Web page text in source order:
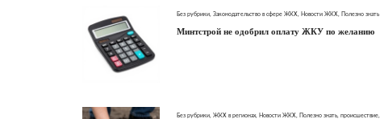
Без рубрики Законодательство в сфере ЖКХ Новости ЖКХ Полезно знать
Минтстрой не одобрил оплату ЖКУ по желанию
Без рубрики ЖКХ в регионах Новости ЖКХ Полезно знать, происшествие